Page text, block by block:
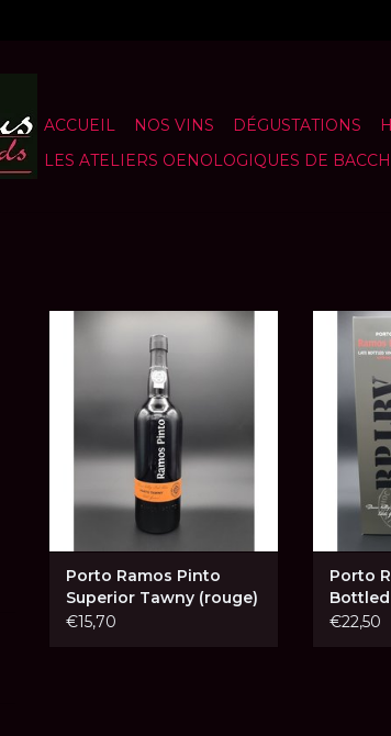
ACCUEIL NOS VINS DÉGUSTATIONS
LES ATELIERS OENOLOGIQUES DE
Porto Ramos Pinto Superior
Tawny (rouge)
AJOUTER AU PANIER
Porto Ramos Pinto
Superior Tawny (rouge)
€15,70
Porto
Porto
€22,50